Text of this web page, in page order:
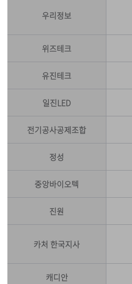
우리정보
위즈테크
유진테크
일진LED
전기공사공제조합
정성
중앙바이오텍
진원
카처 한국지사
캐디안